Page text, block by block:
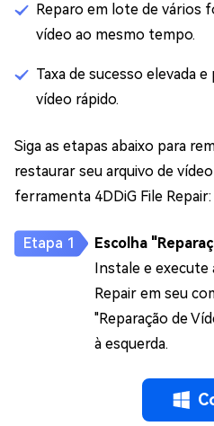
Reparo em lote de vários
vídeo ao mesmo tempo.
Taxa de sucesso elevada
vídeo rápido.
Siga as etapas abaixo para
restaurar seu arquivo de
ferramenta 4DDiG File Repair:
Escolha
Instale e
Repair em seu
"Reparação de
à esquerda.